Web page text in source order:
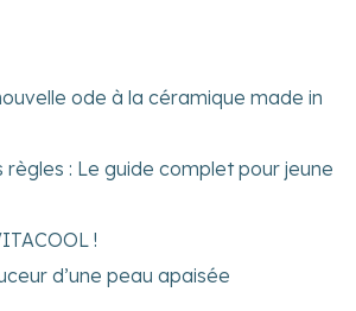
ode à la céramique made in
règles : Le guide complet pour jeune
!
d’une peau apaisée